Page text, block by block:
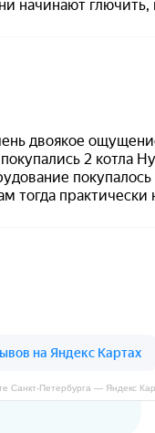
Санкт‑Петербурга — Яндекс